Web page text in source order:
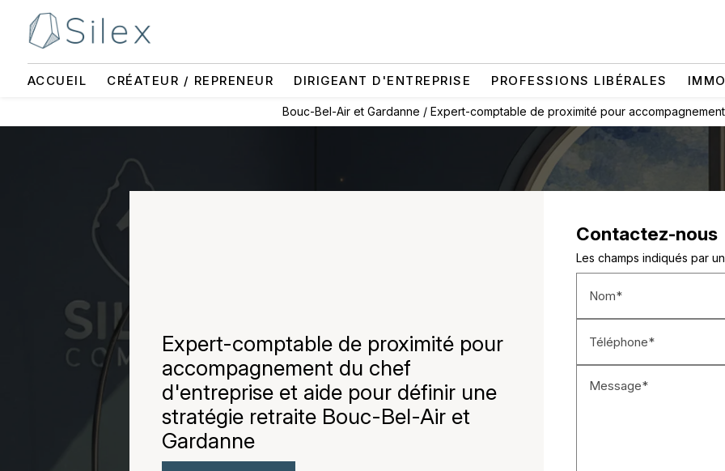
ACCUEIL CRÉATEUR / REPRENEUR DIRIGEANT D'ENTREPRISE PROFESSIONS LIBÉRALES
Bouc-Bel-Air et Gardanne / Expert-comptable de proximité pour
Expert-comptable de proximité pour
accompagnement du chef
d'entreprise et aide pour définir une
stratégie retraite Bouc-Bel-Air et
Gardanne
Contactez-nous
Les champs indiqués par
Nom*
Téléphone*
Message*